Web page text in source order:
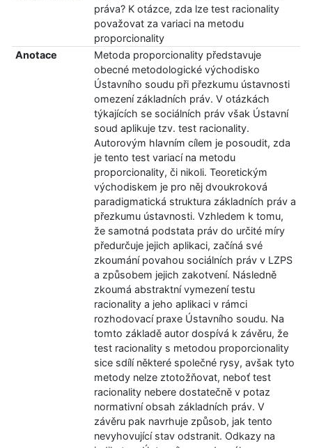
práva? K otázce, zda lze test racionality
považovat za variaci na metodu
proporcionality
Anotace
Metoda proporcionality představuje
obecné metodologické východisko
Ústavního soudu při přezkumu ústavnosti
omezení základních práv. V otázkách
týkajících se sociálních práv však Ústavní
soud aplikuje tzv. test racionality.
Autorovým hlavním cílem je posoudit, zda
je tento test variací na metodu
proporcionality, či nikoli. Teoretickým
východiskem je pro něj dvoukroková
paradigmatická struktura základních práv a
přezkumu ústavnosti. Vzhledem k tomu,
že samotná podstata práv do určité míry
předurčuje jejich aplikaci, začíná své
zkoumání povahou sociálních práv v LZPS
a způsobem jejich zakotvení. Následně
zkoumá abstraktní vymezení testu
racionality a jeho aplikaci v rámci
rozhodovací praxe Ústavního soudu. Na
tomto základě autor dospívá k závěru, že
test racionality s metodou proporcionality
sice sdílí některé společné rysy, avšak tyto
metody nelze ztotožňovat, neboť test
racionality nebere dostatečně v potaz
normativní obsah základních práv. V
závěru pak navrhuje způsob, jak tento
nevyhovující stav odstranit. Odkazy na